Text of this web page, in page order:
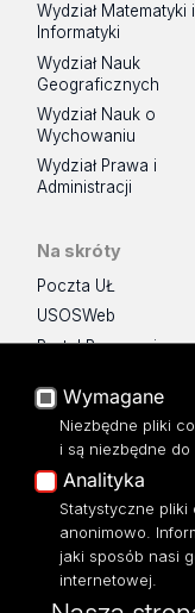
Wydział Matematyki i
Informatyki
Wydział Nauk
Geograficznych
Wydział Nauk o
Wychowaniu
Wydział Prawa i
Administracji
Na skróty
Poczta UŁ
USOSWeb
Portal Pracowniczy
Platforma e-
Moodle
Eksperci UŁ
Polityka Prywatności
Dostępność
Wymagane
Niezbędne pliki
i są niezbędne do
Analityka
Statystyczne pliki
anonimowo.
jaki sposób nasi
internetowej.